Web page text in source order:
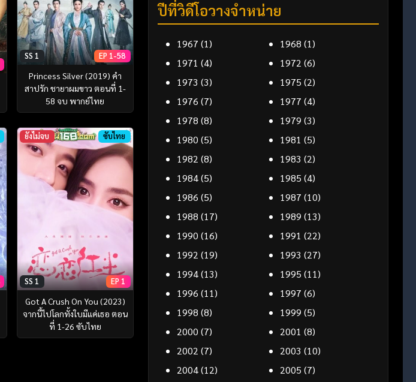
SS 1 EP 1-58
Princess Silver (2019) คำ
สาปรัก ชายาผมขาว ตอนที่ 1-
58 จบ พากย์ไทย
ยังไม่จบ ซับไทย
SS 1 EP 1
Got A Crush On You (2023)
จากนี้ไปโลกทั้งใบมีแค่เธอ ตอน
ที่ 1-26 ซับไทย
ปีที่วิดีโอวางจำหน่าย
1967 (1) 1968 (1)
1971 (4) 1972 (6)
1973 (3) 1975 (2)
1976 (7) 1977 (4)
1978 (8) 1979 (3)
1980 (5) 1981 (5)
1982 (8) 1983 (2)
1984(5) 1985 (4)
1986 (5) 1987 (10)
1988 (17) 1989 (13)
1990 (16) 1991 (22)
1992 (19) 1993 (27)
1994(13) 1995 (11)
1996 (11) 1997 (6)
1998 (8) 1999 (5)
2000 (7) 2001 (8)
2002 (7) 2003 (10)
2004(12) 2005 (7)